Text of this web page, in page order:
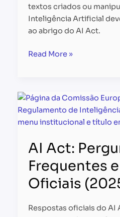
textos criados ou
Inteligência Artificial
ao abrigo do AI Act.
Read More »
AI Act:
Frequentes
Oficiais
Respostas oficiais do AI
AI
Act:
Perguntas
e
Oficiais
(2025)